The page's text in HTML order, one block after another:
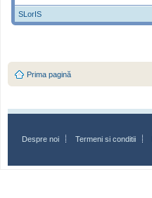
SLorIS
Prima pagină
Despre noi Termeni si conditii